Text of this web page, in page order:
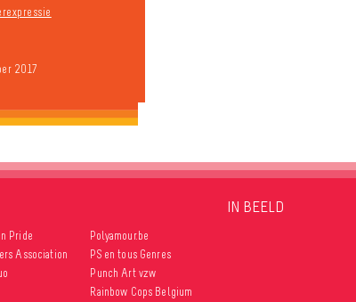
2017
Pride
Association
Polyamour.be
PS en tous Genres
Punch Art vzw
Rainbow Cops Belgium
IN BEELD